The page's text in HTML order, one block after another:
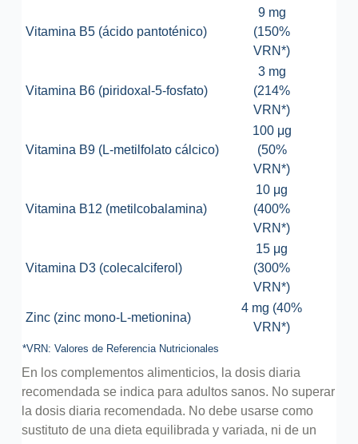
Vitamina B5 (ácido pantoténico)
9 mg
(150%
VRN*)
Vitamina B6 (piridoxal-5-fosfato)
3 mg
(214%
VRN*)
Vitamina B9 (L-metilfolato cálcico)
100 μg
(50%
VRN*)
Vitamina B12 (metilcobalamina)
10 μg
(400%
VRN*)
Vitamina D3 (colecalciferol)
15 μg
(300%
VRN*)
Zinc (zinc mono-L-metionina)
4 mg (40%
VRN*)
*VRN: Valores de Referencia Nutricionales
En los complementos alimenticios, la dosis diaria
recomendada se indica para adultos sanos. No superar
la dosis diaria recomendada. No debe usarse como
sustituto de una dieta equilibrada y variada, ni de un